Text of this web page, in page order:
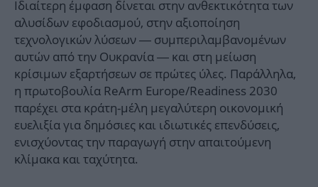
Ιδιαίτερη έμφαση δίνεται στην ανθεκτικότητα των
αλυσίδων εφοδιασμού, στην αξιοποίηση
τεχνολογικών λύσεων — συμπεριλαμβανομένων
αυτών από την Ουκρανία — και στη μείωση
κρίσιμων εξαρτήσεων σε πρώτες ύλες. Παράλληλα,
η πρωτοβουλία ReArm Europe/Readiness 2030
παρέχει στα κράτη-μέλη μεγαλύτερη οικονομική
ευελιξία για δημόσιες και ιδιωτικές επενδύσεις,
ενισχύοντας την παραγωγή στην απαιτούμενη
κλίμακα και ταχύτητα.